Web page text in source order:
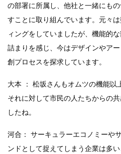
の部署に所属し、他社と一緒にも
すことに取り組んでいます。元々
ィングをしていましたが、機能的
詰まりを感じ、今はデザインやア
創プロセスを探求しています。
大本 ： 松坂さんもオムツの機能以
それに対して市民の人たちからの
したね。
河合： サーキュラーエコノミーや
ンドとして捉えてしまう企業は多